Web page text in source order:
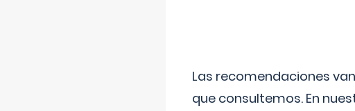
Las recomendaciones
que consultemos. En